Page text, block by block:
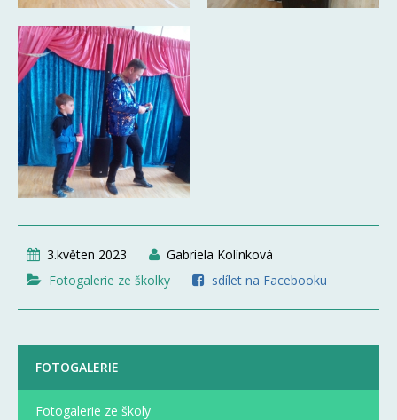
3.květen 2023
Gabriela Kolínková
Fotogalerie ze školky
sdílet na Facebooku
FOTOGALERIE
Fotogalerie ze školy